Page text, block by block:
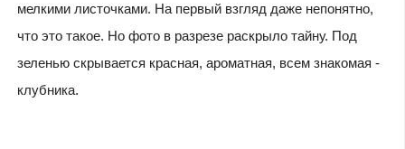
мелкими листочками. На первый взгляд даже непонятно,
что это такое. Но фото в разрезе раскрыло тайну. Под
зеленью скрывается красная, ароматная, всем знакомая -
клубника.